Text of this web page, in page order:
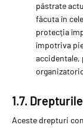
păstrate
făcuta în
protecţia
împotriva
accidentale,
1.7.
Aceste drepturi